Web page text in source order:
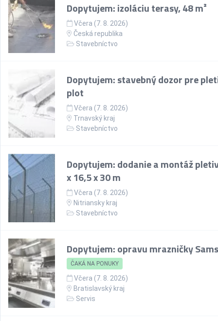
Dopytujem: izoláciu terasy, 48 m²
Včera (7. 8. 2026)
Česká republika
Stavebníctvo
Dopytujem: stavebný dozor pre
plot
Včera (7. 8. 2026)
Trnavský kraj
Stavebníctvo
Dopytujem: dodanie a montáž
x 16,5 x 30 m
Včera (7. 8. 2026)
Nitriansky kraj
Stavebníctvo
Dopytujem: opravu mrazničky
ČAKÁ NA PONUKY
Včera (7. 8. 2026)
Bratislavský kraj
Servis